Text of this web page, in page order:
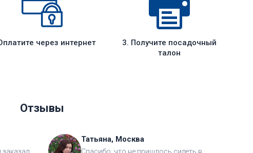
через интернет
3. Получите посадочный
талон
Отзывы
Татьяна, Москва